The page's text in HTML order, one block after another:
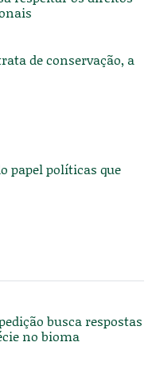
de conservação, a
papel políticas que
busca respostas
no bioma